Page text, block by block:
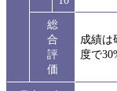
総
合
評
価
成績は
度で